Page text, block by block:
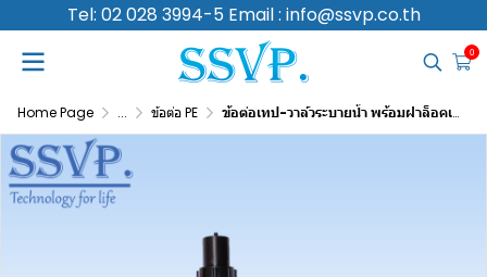
Tel: 02 028 3994-5 Email : info@ssvp.co.th
0
Home Page ... ข้อต่อ PE ข้อต่อเทป-วาล์วระบายน้ำ พร้อมฝาล็อคเทป รุ่น NTR V รหัสสินค้า 354-16514-10 บรรจุ 10 ตัว